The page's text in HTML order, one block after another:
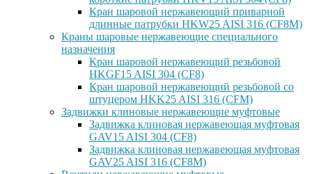
Кран шаровой нержавеющий приварной
длинные патрубки HKW25 AISI 316 (CF8M)
Краны шаровые нержавеющие специального
назначения
Кран шаровой нержавеющий резьбовой
HKGF15 AISI 304 (CF8)
Кран шаровой нержавеющий резьбовой со
штуцером HKK25 AISI 316 (CFM)
Задвижки клиновые нержавеющие муфтовые
Задвижка клиновая нержавеющая муфтовая
GAV15 AISI 304 (CF8)
Задвижка клиновая нержавеющая муфтовая
GAV25 AISI 316 (CF8M)